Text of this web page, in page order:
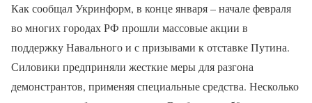
Как сообщал Укринформ, в конце января – начале февраля
во многих городах РФ прошли массовые акции в
поддержку Навального и с призывами к отставке Путина.
Силовики предприняли жесткие меры для разгона
демонстрантов, применяя специальные средства. Несколько